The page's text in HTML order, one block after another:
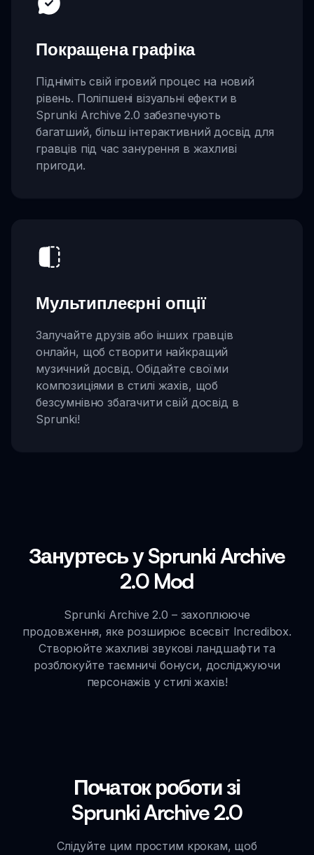
Покращена графіка
Підніміть свій ігровий процес на новий
рівень. Поліпшені візуальні ефекти в
Sprunki Archive 2.0 забезпечують
багатший, більш інтерактивний досвід для
гравців під час занурення в жахливі
пригоди.
Мультиплеєрні опції
Залучайте друзів або інших гравців
онлайн, щоб створити найкращий
музичний досвід. Обідайте своїми
композиціями в стилі жахів, щоб
безсумнівно збагачити свій досвід в
Sprunki!
Зануртесь у Sprunki Archive
2.0 Mod
Sprunki Archive 2.0 – захоплююче
продовження, яке розширює всесвіт Incredibox.
Створюйте жахливі звукові ландшафти та
розблокуйте таємничі бонуси, досліджуючи
персонажів у стилі жахів!
Початок роботи зі
Sprunki Archive 2.0
Слідуйте цим простим крокам, щоб